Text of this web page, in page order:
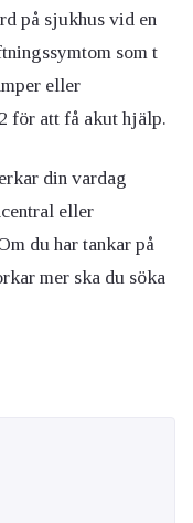
på sjukhus vid en
som t
eller
för att få akut hjälp.
din vardag
eller
du har tankar på
mer ska du söka